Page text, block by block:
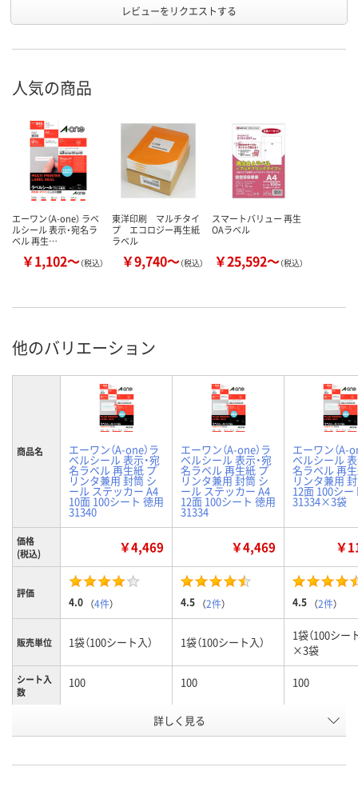
レビューをリクエストする
人気の商品
エーワン（A-one） ラベ
ルシール 表示・宛名ラ
ベル 再生…
￥1,102～（税込）
東洋印刷 マルチタイ
プ エコロジー再生紙
ラベル
￥9,740～（税込）
スマートバリュー 再生
OAラベル
￥25,592～（税込）
他のバリエーション
商品名 エーワン（A-one）ラ
ベルシール 表示・宛
名ラベル 再生紙 プ
リンタ兼用 封筒 シ
ール ステッカー A4
10面 100シート 徳用
31340
エーワン（A-one）ラ
ベルシール 表示・宛
名ラベル 再生紙 プ
リンタ兼用 封筒 シ
ール ステッカー A4
12面 100シート 徳用
31334
エーワン（A-
ベルシール 表
名ラベル 再
リンタ兼用
12面 100シー
31334×3袋
価格
(税込)
￥4,469 ￥4,469 ￥
評価
4.0 （4件） 4.5 （2件） 4.5 （2件）
販売単位 1袋（100シート入） 1袋（100シート入）
1袋（100シー
×3袋
シート入
数
100 100 100
イズ
（86.4×50.8mm）
12面
（86.4×42.3mm）
（
お申込番
詳しく見る